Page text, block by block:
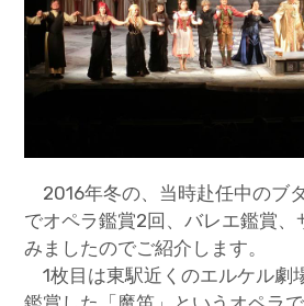
2016年冬の、当時赴任中のブ
でオペラ鑑賞2回、バレエ鑑賞、
みましたのでご紹介します。
1枚目は東駅近くのエルケル劇